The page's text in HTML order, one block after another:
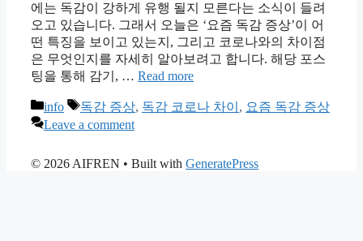
에는 독감이 강하게 유행 될지 모른다는 소식이 들려
오고 있습니다. 그래서 오늘은 ‘요즘 독감 증상’이 어
떤 특징을 보이고 있는지, 그리고 코로나와의 차이점
은 무엇인지를 자세히 알아보려고 합니다. 해당 포스
팅을 통해 감기, … Read more
Categories
info Tags
독감 증상, 독감 코로나 차이 , 요즘 독감 증상
Leave a comment
© 2026 AIFREN • Built with GeneratePress